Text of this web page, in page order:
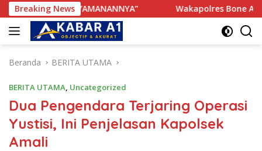
Langsung
ke
konten
Breaking News
KENYAMANANNYA” Wakapolres Bone Apresiasi
Beranda BERITA UTAMA
BERITA UTAMA, Uncategorized
Dua Pengendara Terjaring Operasi
Yustisi, Ini Penjelasan Kapolsek
Amali